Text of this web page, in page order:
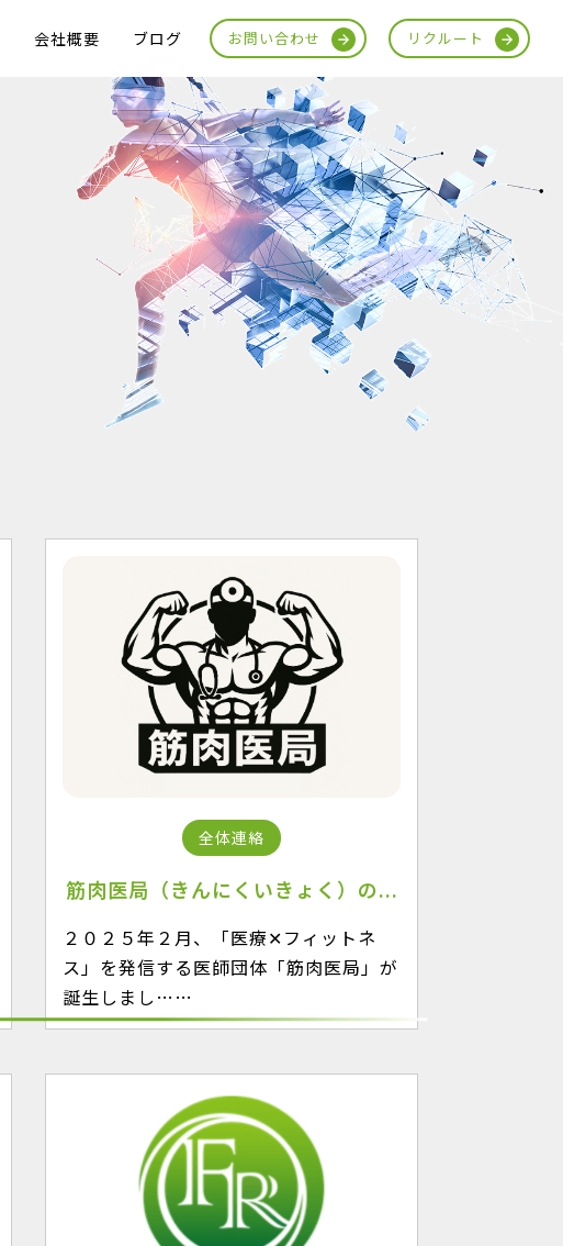
会社概要 ブログ お問い合わせ リクルート
全体連絡
筋肉医局（きんにくいきょく）の...
２０２５年２月、「医療✕フィットネ
ス」を発信する医師団体「筋肉医局」が
誕生しまし……